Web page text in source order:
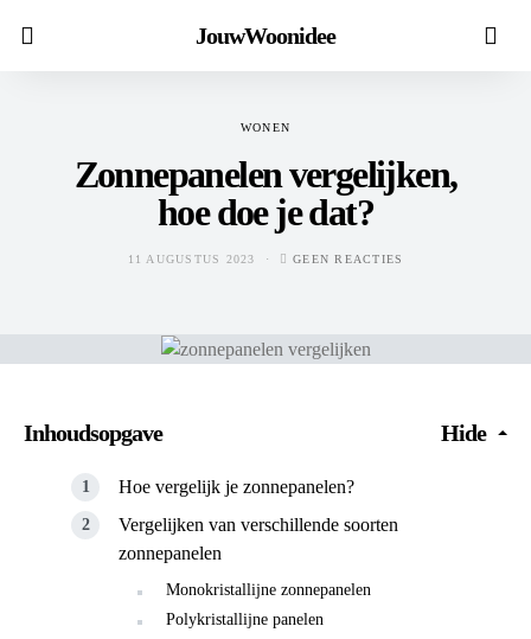
JouwWoonidee
WONEN
Zonnepanelen vergelijken,
hoe doe je dat?
11 AUGUSTUS 2023 GEEN REACTIES
Inhoudsopgave Hide
Hoe vergelijk je zonnepanelen?
Vergelijken van verschillende soorten
zonnepanelen
Monokristallijne zonnepanelen
Polykristallijne panelen